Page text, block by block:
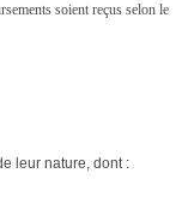
soient reçus selon le
leur nature, dont :